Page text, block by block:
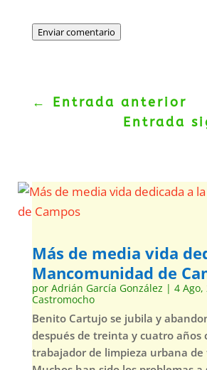
Enviar comentario
← Entrada anterior
Entrada
Más de media vida
Mancomunidad de
por Adrián García González | 4 Ago,
Castromocho
Benito Cartujo se jubila y
después de treinta y cuatro años
trabajador de limpieza urbana de